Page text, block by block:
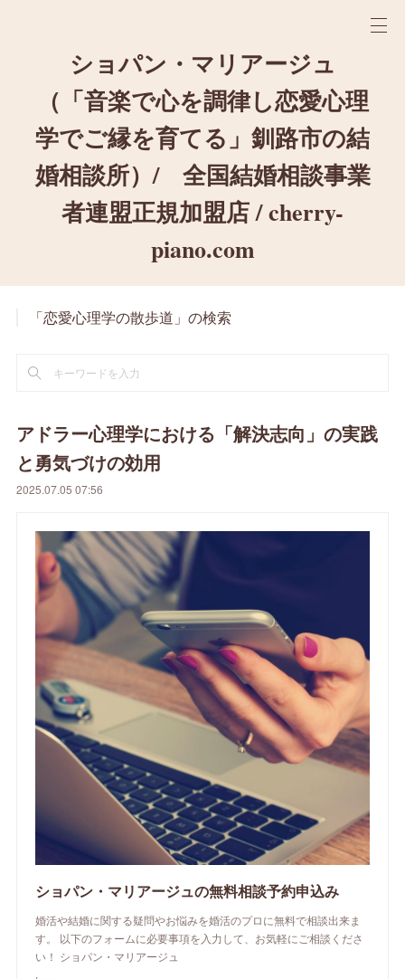
ショパン・マリアージュ
（「音楽で心を調律し恋愛心理
学でご縁を育てる」釧路市の結
婚相談所）/ 全国結婚相談事業
者連盟正規加盟店 / cherry-
piano.com
「恋愛心理学の散歩道」の検索
アドラー心理学における「解決志向」の実践
と勇気づけの効用
2025.07.05 07:56
ショパン・マリアージュの無料相談予約申込み
婚活や結婚に関する疑問やお悩みを婚活のプロに無料で相談出来ま
す。 以下のフォームに必要事項を入力して、お気軽にご相談くださ
い！ ショパン・マリアージュ